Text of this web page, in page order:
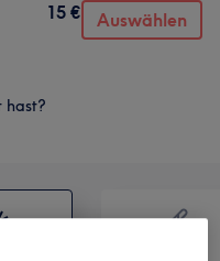
15 € Auswählen
hast?